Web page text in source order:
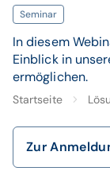
Seminar
In diesem
Einblick in
ermöglichen.
Startseite
Zur